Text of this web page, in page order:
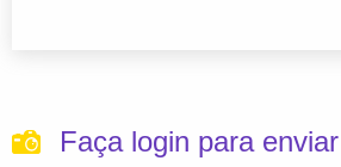
Faça login para